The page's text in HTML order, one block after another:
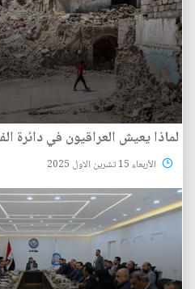
لماذا يعيش العراقيون في دائرة
الأربعاء 15 تشرين الاول 2025